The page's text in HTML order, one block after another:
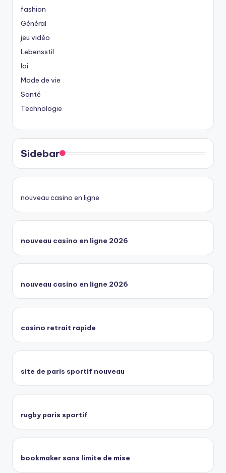
fashion
Général
jeu vidéo
Lebensstil
loi
Mode de vie
Santé
Technologie
Sidebar
nouveau casino en ligne
nouveau casino en ligne 2026
nouveau casino en ligne 2026
casino retrait rapide
site de paris sportif nouveau
rugby paris sportif
bookmaker sans limite de mise